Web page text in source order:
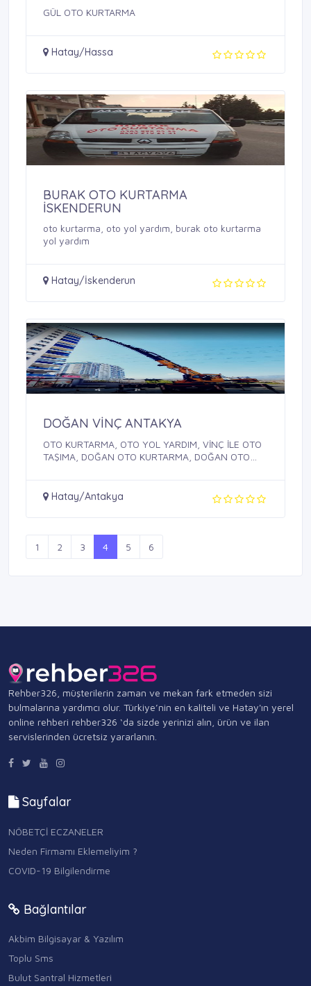
GÜL OTO KURTARMA
Hatay/Hassa
BURAK OTO KURTARMA
İSKENDERUN
oto kurtarma, oto yol yardım, burak oto kurtarma
yol yardım
Hatay/İskenderun
DOĞAN VİNÇ ANTAKYA
OTO KURTARMA, OTO YOL YARDIM, VİNÇ İLE OTO
TAŞIMA, DOĞAN OTO KURTARMA, DOĞAN OTO
Hatay/Antakya
1 2 3 4 5 6
Rehber326, müşterilerin zaman ve mekan fark etmeden sizi
bulmalarına yardımcı olur. Türkiye’nin en kaliteli ve Hatay'ın yerel
online rehberi rehber326 ‘da sizde yerinizi alın, ürün ve ilan
servislerinden ücretsiz yararlanın.
Sayfalar
NÖBETÇİ ECZANELER
Neden Firmamı Eklemeliyim ?
COVID-19 Bilgilendirme
Bağlantılar
Akbim Bilgisayar & Yazılım
Toplu Sms
Bulut Santral Hizmetleri